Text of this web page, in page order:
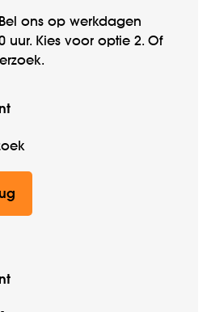
ons op werk­­dagen
uur. Kies voor optie 2. Of